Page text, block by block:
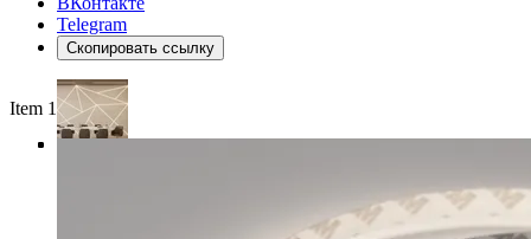
Telegram
Скопировать ссылку
Item 1 of 4